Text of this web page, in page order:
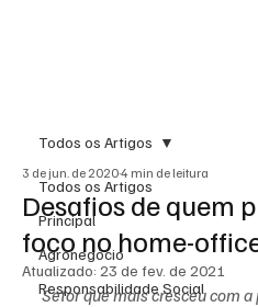
Todos os Artigos
Principal
Agronegócio
Responsabilidade Social
Todos os Artigos
Desafios de quem
foco no home-
3 de jun. de 20204 min de leitura
Atualizado: 23 de fev. de 2021
Setor que mais cresceu com